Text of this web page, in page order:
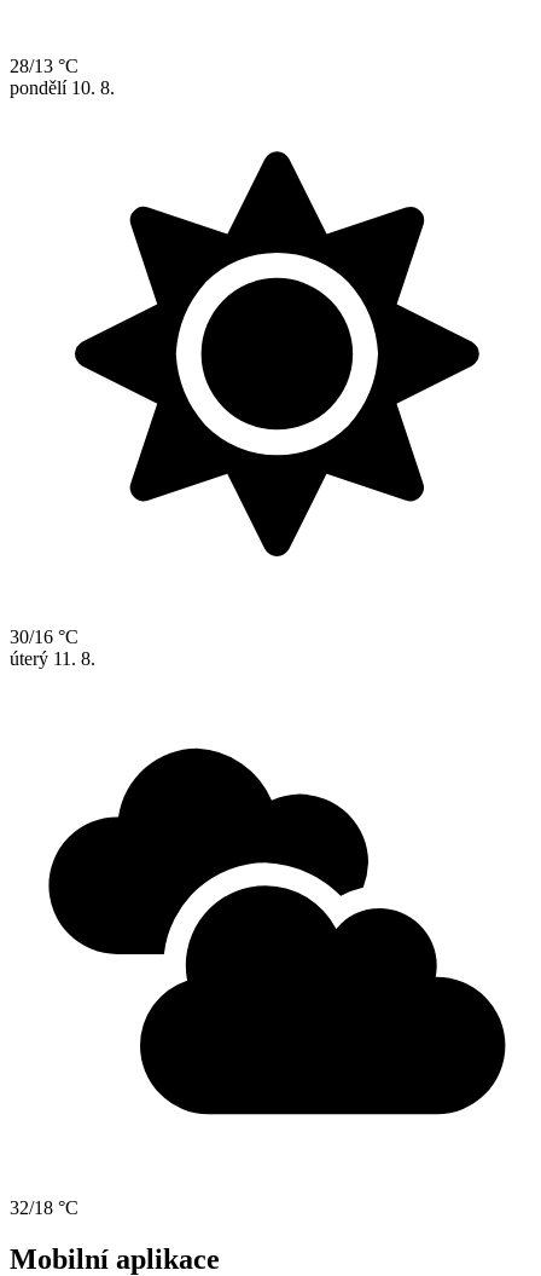
28/13 °C
pondělí 10. 8.
30/16 °C
úterý 11. 8.
32/18 °C
Mobilní aplikace